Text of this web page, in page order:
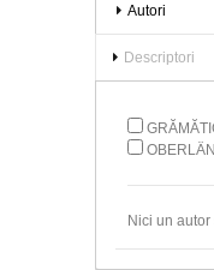
Autori
Descriptori
Nici un